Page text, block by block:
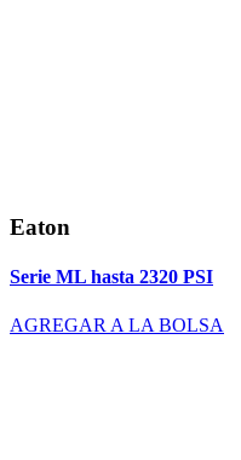
Eaton
Serie ML hasta 2320 PSI
AGREGAR A LA BOLSA